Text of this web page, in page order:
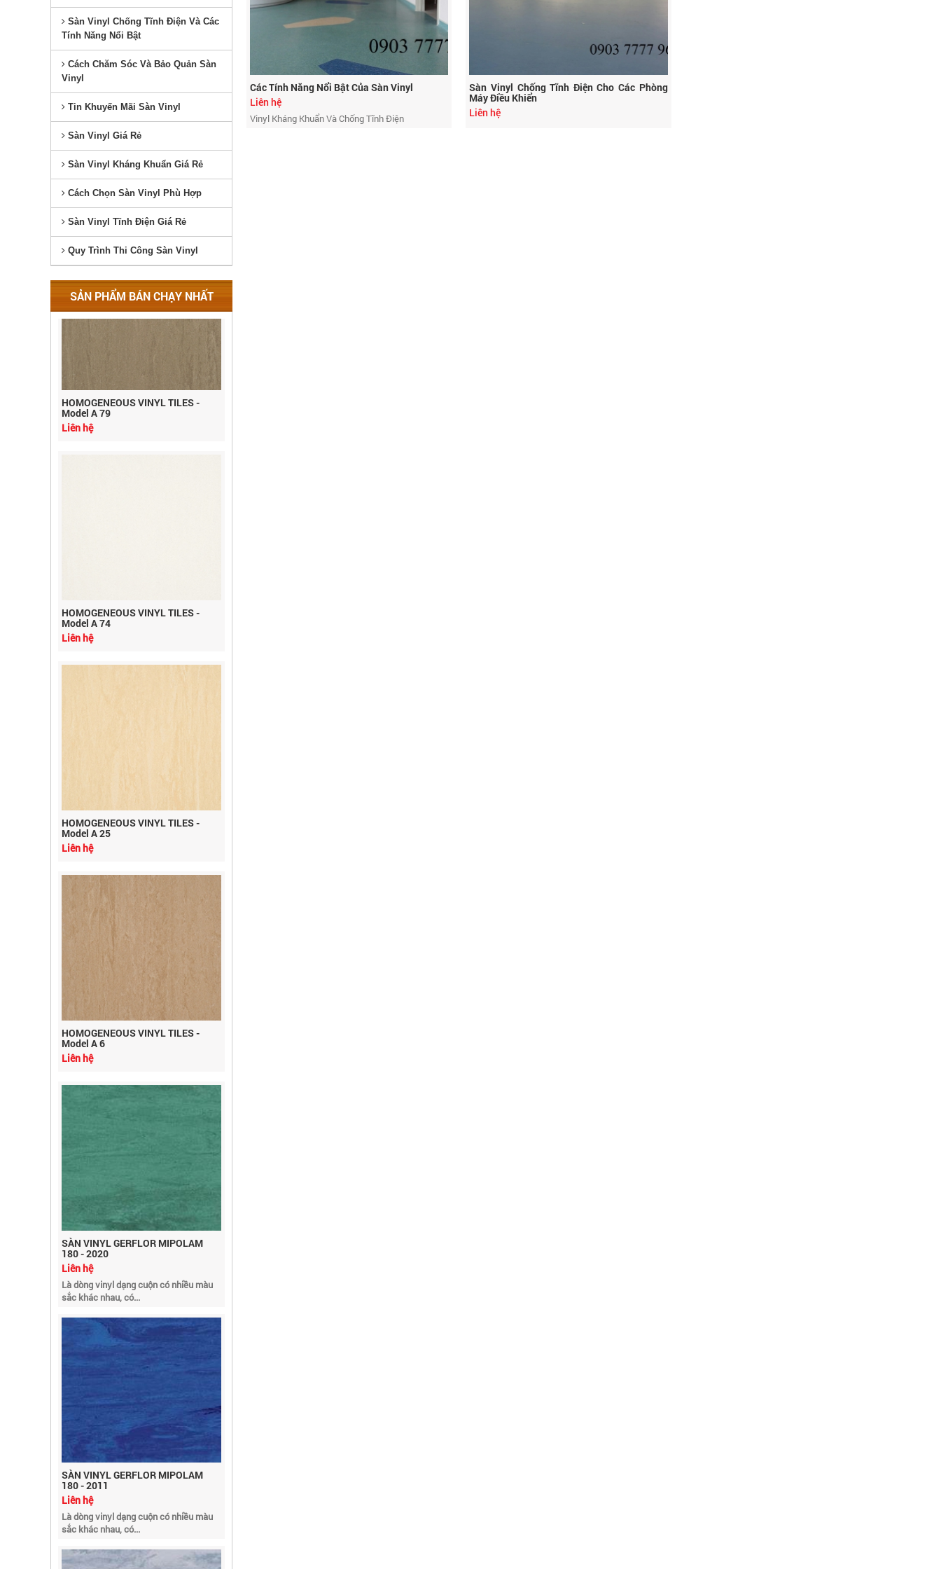
Sàn Vinyl Chống Tĩnh Điện Và Các
Tính Năng Nổi Bật
Cách Chăm Sóc Và Bảo Quản Sàn
Vinyl
Tin Khuyến Mãi Sàn Vinyl
Sàn Vinyl Giá Rẻ
Sàn Vinyl Kháng Khuẩn Giá Rẻ
Cách Chọn Sàn Vinyl Phù Hợp
Sàn Vinyl Tĩnh Điện Giá Rẻ
Quy Trình Thi Công Sàn Vinyl
SẢN PHẨM BÁN CHẠY NHẤT
HOMOGENEOUS VINYL TILES -
Model A 79
Liên hệ
Model A 74
Liên hệ
Model A 25
Liên hệ
HOMOGENEOUS VINYL TILES -
Model A 6
Liên hệ
SÀN VINYL GERFLOR MIPOLAM
180 - 2020
Liên hệ
Là dòng vinyl dạng cuộn có nhiều màu
sắc khác nhau, có...
SÀN VINYL GERFLOR MIPOLAM
180 - 2011
Liên hệ
Là dòng vinyl dạng cuộn có nhiều màu
sắc khác nhau, có...
Các Tính Năng Nổi Bật Của Sàn Vinyl
Liên hệ
Vinyl Kháng Khuẩn Và Chống Tĩnh Điện
Sàn Vinyl Chống Tĩnh Điện Cho Các Phòng
Máy Điều Khiển
Liên hệ